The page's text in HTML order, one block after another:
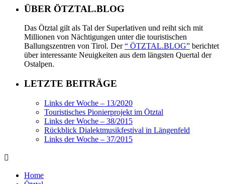
ÜBER ÖTZTAL.BLOG
Das Ötztal gilt als Tal der Superlativen und reiht sich mit
Millionen von Nächtigungen unter die touristischen
Ballungszentren von Tirol. Der“ ÖTZTAL.BLOG” berichtet
über interessante Neuigkeiten aus dem längsten Quertal der
Ostalpen.
LETZTE BEITRÄGE
Links der Woche – 13/2020
Touristisches Pionierprojekt im Ötztal
Links der Woche – 38/2015
Rückblick Dialektmusikfestival in Längenfeld
Links der Woche – 37/2015
Home